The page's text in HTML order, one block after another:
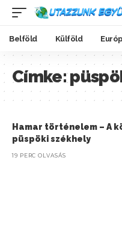
Belföld Külföld
Címke:
Hamar történelem – A
püspöki székhely
19 PERC OLVASÁS